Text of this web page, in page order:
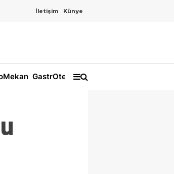
İletişim Künye
GastrOtel